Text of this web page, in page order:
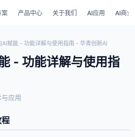
案 产品中心 关于我们 AI应用 AI商业
AI赋能 - 功能详解与使用指南 - 华青创新AI
- 功能详解与使用指
应用